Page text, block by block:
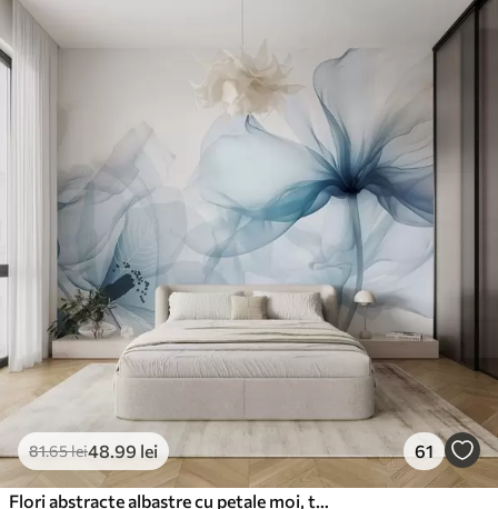
81.65lei48 .99 lei 61